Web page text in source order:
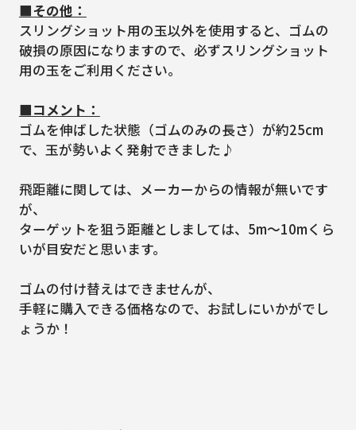
■その他：
スリングショット用の玉以外を使用すると、ゴムの
破損の原因になりますので、必ずスリングショット
用の玉をご利用ください。
■コメント：
ゴムを伸ばした状態（ゴムのみの長さ）が約25cm
で、玉が勢いよく発射できました♪
飛距離に関しては、メーカーからの情報が無いです
が、
ターゲットを狙う距離としましては、5m～10mくら
いが目安だと思います。
ゴムの付け替えはできませんが、
手軽に購入できる価格なので、お試しにいかがでし
ょうか！